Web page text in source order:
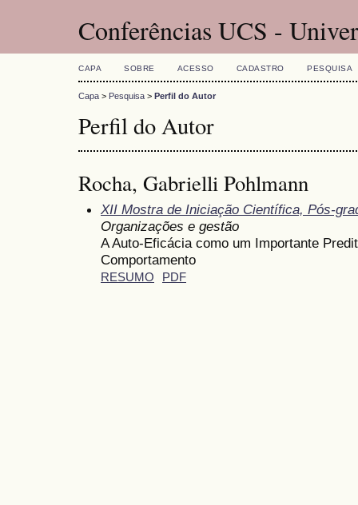
Conferências UCS -
CAPA SOBRE ACESSO CADASTRO PESQUISA
Capa > Pesquisa > Perfil do Autor
Perfil do Autor
Rocha, Gabrielli Pohlmann
XII Mostra de Iniciação Científica, Pós-
Organizações e gestão
A Auto-Eficácia como um Importante
Comportamento
RESUMO PDF